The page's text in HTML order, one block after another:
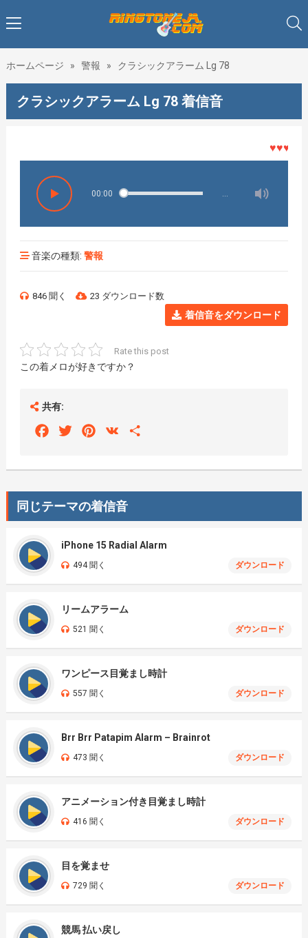
ホームページ » 警報 » クラシックアラーム Lg 78
クラシックアラーム Lg 78 着信音
♥♥♥着メ
00:00
音楽の種類: 警報
846 聞く 23 ダウンロード数
着信音をダウンロード
Rate this post
この着メロが好きですか？
共有:
FacebookTwitterPinterest
VK
同じテーマの着信音
iPhone 15 Radial Alarm
494 聞く ダウンロード
リームアラーム
521 聞く ダウンロード
ワンピース目覚まし時計
557 聞く ダウンロード
Brr Brr Patapim Alarm – Brainrot
473 聞く ダウンロード
アニメーション付き目覚まし時計
416 聞く ダウンロード
目を覚ませ
729 聞く ダウンロード
競馬 払い戻し